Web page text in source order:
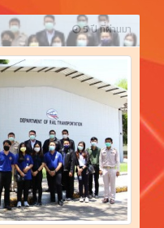
5 ปี ที่ผ่านมา